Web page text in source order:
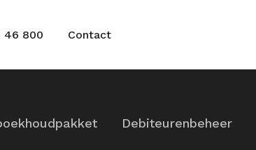
46 800 Contact
Debiteurenbeheer